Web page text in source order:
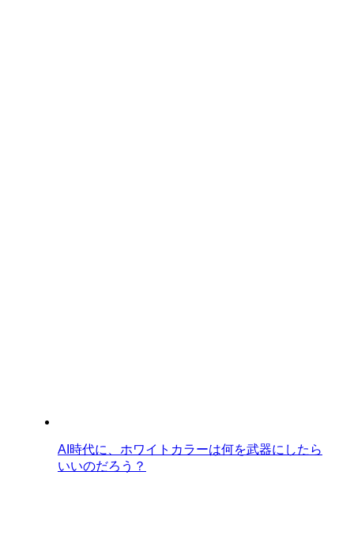
AI時代に、ホワイトカラーは何を武器にしたら
いいのだろう？